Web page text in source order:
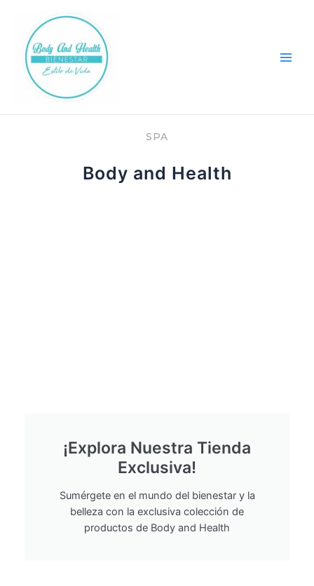
contenido
SPA
Body and Health
¡Explora Nuestra Tienda
Exclusiva!
Sumérgete en el mundo del bienestar y la
belleza con la exclusiva colección de
productos de Body and Health